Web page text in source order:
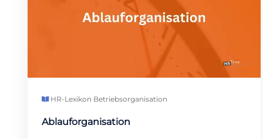
HR-Lexikon·Betriebsorganisation
Ablauforganisation